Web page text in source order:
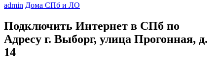
admin Дома СПб и ЛО
Подключить Интернет в СПб по
Адресу г. Выборг, улица Прогонная, д.
14